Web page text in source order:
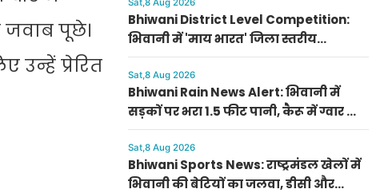
पूछे।
उन्हें प्रेरित
का महत्व
Sat,8 Aug 2026
Bhiwani District Level Competition:
भिवानी में 'माय भारत' जिला स्तरीय
प्रतियोगिता संपन्न, नुक्कड़ नाटक में राहुल
और पेंटिंग में राशि प्रथम
Sat,8 Aug 2026
Bhiwani Rain News Alert: भिवानी में
सड़कों पर भरा 1.5 फीट पानी, कैरू में ग्वार की
फसल को हुआ भारी फायदा
Sat,8 Aug 2026
Bhiwani Sports News: राष्ट्रमंडल खेलों में
भिवानी की बेटियों का जलवा, डीसी और